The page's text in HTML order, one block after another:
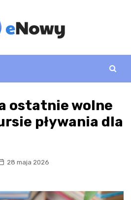
ostatnie wolne
pływania dla
28 maja 2026